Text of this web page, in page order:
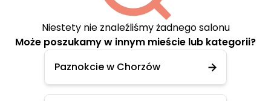
Niestety nie znaleźliśmy żadnego salonu
Może poszukamy w innym mieście lub kategorii?
Paznokcie w Chorzów